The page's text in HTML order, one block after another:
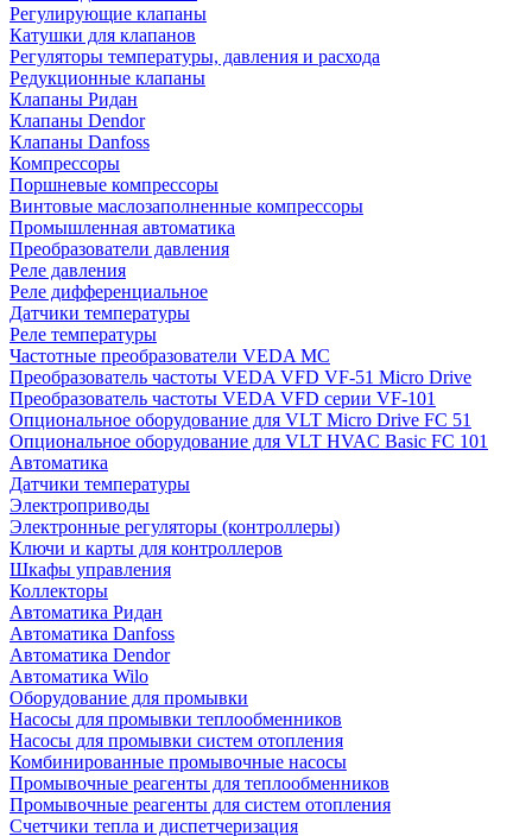
Регулирующие клапаны
Катушки для клапанов
Регуляторы температуры, давления и расхода
Редукционные клапаны
Клапаны Ридан
Клапаны Dendor
Клапаны Danfoss
Компрессоры
Поршневые компрессоры
Винтовые маслозаполненные компрессоры
Промышленная автоматика
Преобразователи давления
Реле давления
Реле дифференциальное
Датчики температуры
Реле температуры
Частотные преобразователи VEDA MC
Преобразователь частоты VEDA VFD VF-51 Micro Drive
Преобразователь частоты VEDA VFD серии VF-101
Опциональное оборудование для VLT Micro Drive FC 51
Опциональное оборудование для VLT HVAC Basic FC 101
Автоматика
Датчики температуры
Электроприводы
Электронные регуляторы (контроллеры)
Ключи и карты для контроллеров
Шкафы управления
Коллекторы
Автоматика Ридан
Автоматика Danfoss
Автоматика Dendor
Автоматика Wilo
Оборудование для промывки
Насосы для промывки теплообменников
Насосы для промывки систем отопления
Комбинированные промывочные насосы
Промывочные реагенты для теплообменников
Промывочные реагенты для систем отопления
Счетчики тепла и диспетчеризация